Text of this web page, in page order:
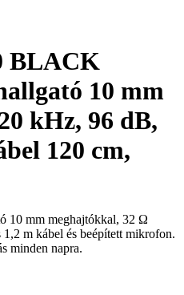
BLACK
10 mm
kHz, 96 dB,
120 cm,
10 mm meghajtókkal, 32 Ω
m kábel és beépített mikrofon.
minden napra.